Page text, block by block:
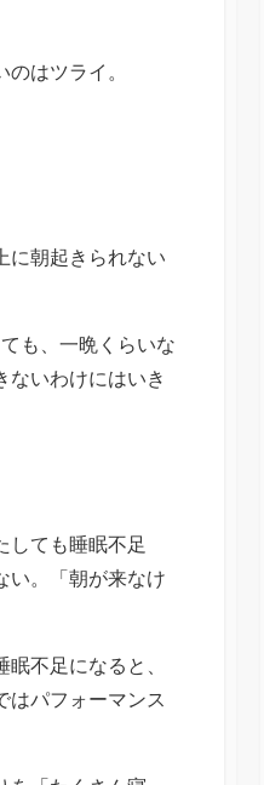
はツライ。
に朝起きられない
も、一晩くらいな
ないわけにはいき
しても睡眠不足
い。「朝が来なけ
不足になると、
はパフォーマンス